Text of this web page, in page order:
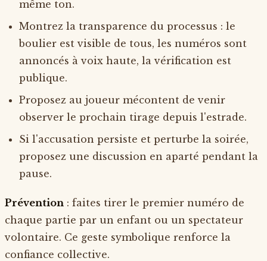
même ton.
Montrez la transparence du processus : le
boulier est visible de tous, les numéros sont
annoncés à voix haute, la vérification est
publique.
Proposez au joueur mécontent de venir
observer le prochain tirage depuis l'estrade.
Si l'accusation persiste et perturbe la soirée,
proposez une discussion en aparté pendant la
pause.
Prévention : faites tirer le premier numéro de
chaque partie par un enfant ou un spectateur
volontaire. Ce geste symbolique renforce la
confiance collective.